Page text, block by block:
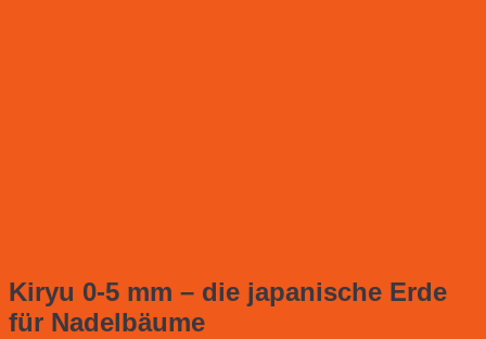
Kiryu 0-5 mm – die japanische Erde
für Nadelbäume